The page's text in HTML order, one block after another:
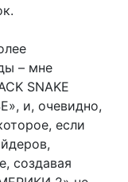
– мне
SNAKE
и, очевидно,
если
создавая